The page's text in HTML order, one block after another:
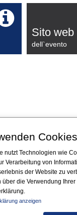
nutzt Technologien wie
Verarbeitung von
der Website zu
über die Verwendung
anzeigen
Sito web
dell`evento